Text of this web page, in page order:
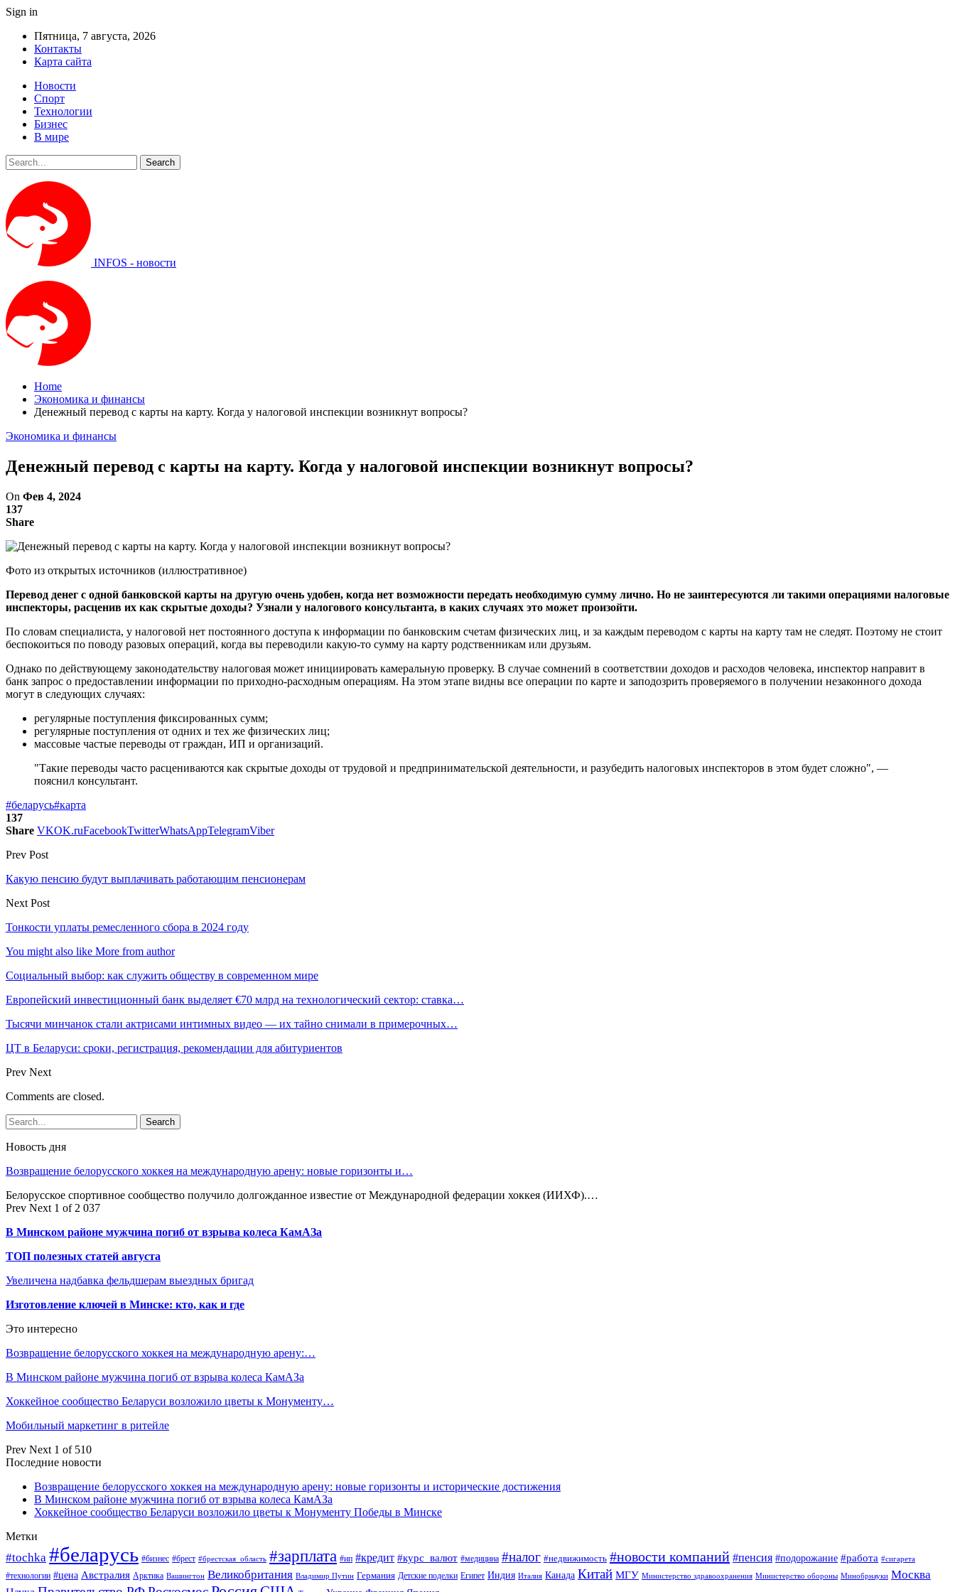
Sign in
Пятница, 7 августа, 2026
Контакты
Карта сайта
Новости
Спорт
Технологии
Бизнес
В мире
INFOS - новости
Home
Экономика и финансы
Денежный перевод с карты на карту. Когда у налоговой инспекции возникнут вопросы?
Экономика и финансы
Денежный перевод с карты на карту. Когда у налоговой инспекции возникнут вопросы?
On Фев 4, 2024
137
Share
Фото из открытых источников (иллюстративное)
Перевод денег с одной банковской карты на другую очень удобен, когда нет возможности передать необходимую сумму лично. Но не заинтересуются ли такими операциями налоговые
инспекторы, расценив их как скрытые доходы? Узнали у налогового консультанта, в каких случаях это может произойти.
По словам специалиста, у налоговой нет постоянного доступа к информации по банковским счетам физических лиц, и за каждым переводом с карты на карту там не следят. Поэтому не стоит
беспокоиться по поводу разовых операций, когда вы переводили какую-то сумму на карту родственникам или друзьям.
Однако по действующему законодательству налоговая может инициировать камеральную проверку. В случае сомнений в соответствии доходов и расходов человека, инспектор направит в
банк запрос о предоставлении информации по приходно-расходным операциям. На этом этапе видны все операции по карте и заподозрить проверяемого в получении незаконного дохода
могут в следующих случаях:
регулярные поступления фиксированных сумм;
регулярные поступления от одних и тех же физических лиц;
массовые частые переводы от граждан, ИП и организаций.
"Такие переводы часто расцениваются как скрытые доходы от трудовой и предпринимательской деятельности, и разубедить налоговых инспекторов в этом будет сложно", —
пояснил консультант.
#беларусь#карта
137
Share VKOK.ruFacebookTwitterWhatsAppTelegramViber
Prev Post
Какую пенсию будут выплачивать работающим пенсионерам
Next Post
Тонкости уплаты ремесленного сбора в 2024 году
You might also like More from author
Социальный выбор: как служить обществу в современном мире
Европейский инвестиционный банк выделяет €70 млрд на технологический сектор: ставка…
Тысячи минчанок стали актрисами интимных видео — их тайно снимали в примерочных…
ЦТ в Беларуси: сроки, регистрация, рекомендации для абитуриентов
Prev Next
Comments are closed.
Новость дня
Возвращение белорусского хоккея на международную арену: новые горизонты и…
Белорусское спортивное сообщество получило долгожданное известие от Международной федерации хоккея (ИИХФ).…
Prev Next 1 of 2 037
В Минском районе мужчина погиб от взрыва колеса КамАЗа
ТОП полезных статей августа
Увеличена надбавка фельдшерам выездных бригад
Изготовление ключей в Минске: кто, как и где
Это интересно
Возвращение белорусского хоккея на международную арену:…
В Минском районе мужчина погиб от взрыва колеса КамАЗа
Хоккейное сообщество Беларуси возложило цветы к Монументу…
Мобильный маркетинг в ритейле
Prev Next 1 of 510
Последние новости
Возвращение белорусского хоккея на международную арену: новые горизонты и исторические достижения
В Минском районе мужчина погиб от взрыва колеса КамАЗа
Хоккейное сообщество Беларуси возложило цветы к Монументу Победы в Минске
Метки
#tochka #беларусь #бизнес #брест #брестская_область #зарплата #ип #кредит #курс_валют #медицина #налог #недвижимость #новости компаний #пенсия #подорожание #работа #сигарета
#технологии #цена Австралия Арктика Вашингтон Великобритания Владимир Путин Германия Детские поделки Египет Индия Италия Канада Китай МГУ Министерство здравоохранения Министерство обороны Минобрнауки Москва